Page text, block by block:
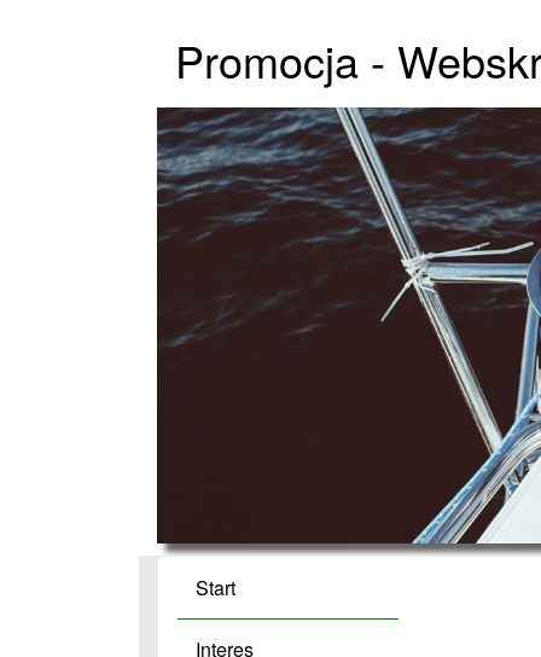
Promocja -
Start
Interes